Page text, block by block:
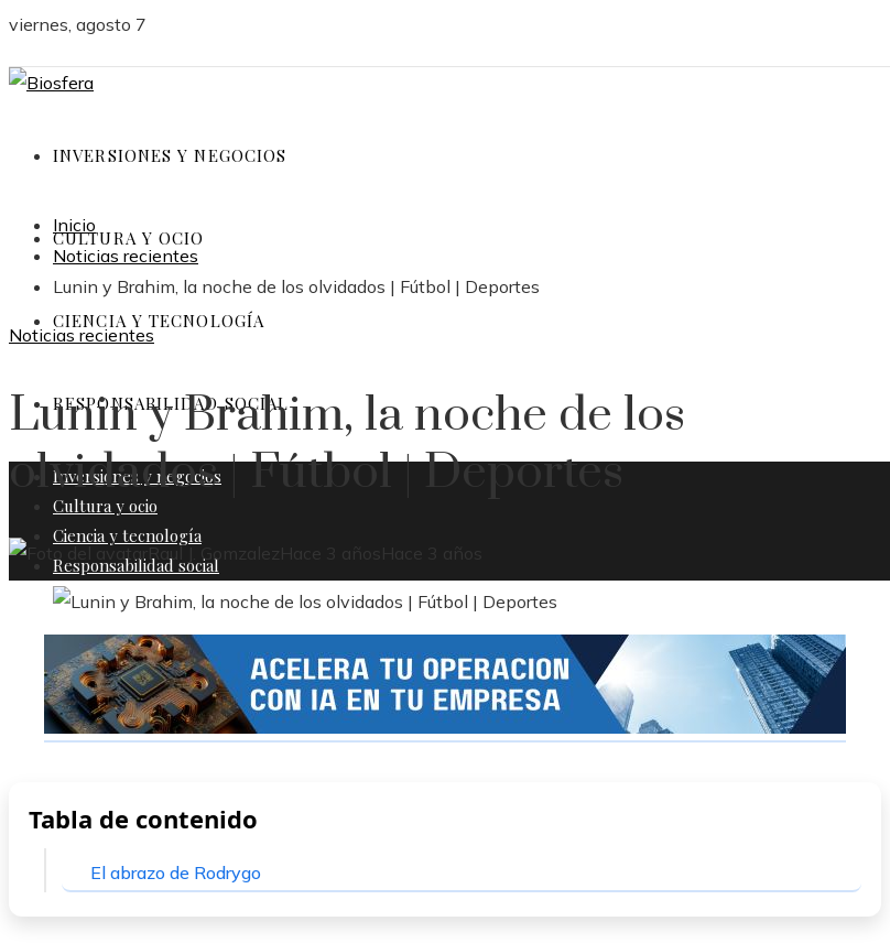
viernes, agosto 7
INVERSIONES Y NEGOCIOS
CULTURA Y OCIO
CIENCIA Y TECNOLOGÍA
RESPONSABILIDAD SOCIAL
Inversiones y negocios
Cultura y ocio
Ciencia y tecnología
Responsabilidad social
Inicio
Noticias recientes
Lunin y Brahim, la noche de los olvidados | Fútbol | Deportes
Noticias recientes
Lunin y Brahim, la noche de los
olvidados | Fútbol | Deportes
Raul J. Gomzalez Hace 3 años Hace 3 años
Tabla de contenido
El abrazo de Rodrygo